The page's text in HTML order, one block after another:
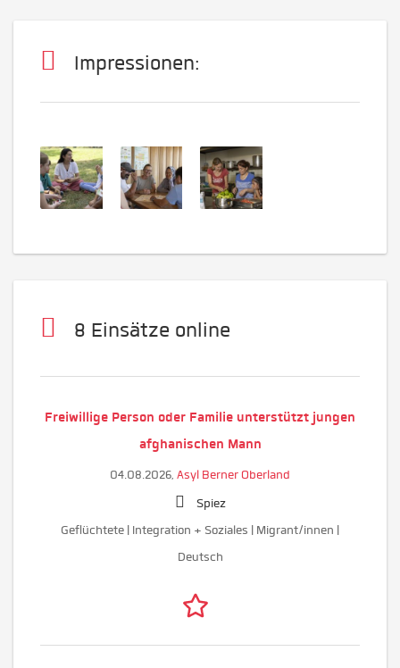
Impressionen:
8 Einsätze online
Freiwillige Person oder Familie unterstützt jungen
afghanischen Mann
04.08.2026, Asyl Berner Oberland
Spiez
Geflüchtete | Integration + Soziales | Migrant/innen |
Deutsch